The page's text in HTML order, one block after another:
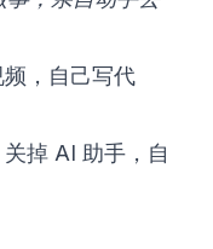
，自己写代
掉 AI 助手，自